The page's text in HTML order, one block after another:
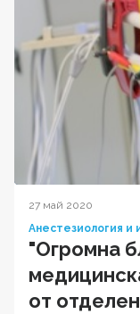
27 май 2020
Анестезиология и
"Огромна
от